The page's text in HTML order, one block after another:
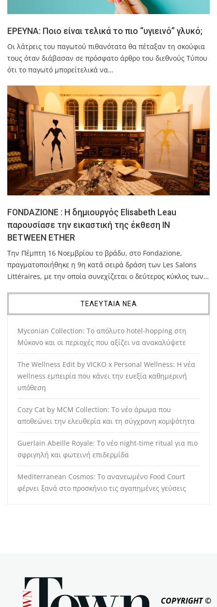
ΕΡΕΥΝΑ: Ποιο είναι τελικά το πιο “υγιεινό” γλυκό;
Οι λάτρεις του παγωτού πιθανότατα θα πέταξαν τη σκούφια
τους όταν διάβασαν σε πρόσφατο άρθρο του διεθνούς Τύπου
ότι το παγωτό μπορείτελικά να…
FONDAZIONE : Η δημιουργός Elisabeth Leau
παρουσίασε την εικαστική της έκθεση ΙΝ
BETWEEN ETHER
Tην Πέμπτη 16 Νοεμβρίου το βράδυ, στο Fondazione,
πραγματοποιήθηκε η 9η κατά σειρά δράση των Les Salons
Littéraires, με την οποία συνεχίζεται ο δεύτερος κύκλος των…
ΤΕΛΕΥΤΑΙΑ ΝΕΑ
Myconian Collection: Το απόλυτο hotel-hopping στη
Μύκονο και οι περιοχές που αξίζει να ανακαλύψετε
The Wellness Edit by VICKO x Personal Wellness: Η νέα
wellness εμπειρία που κάνει την ευεξία καθημερινή
υπόθεση
Cozy Cat by MCM Collection: Το νέο άρωμα που
αποθεώνει την ελευθερία και τη σύγχρονη κομψότητα
Guerlain Abeille Royale: Το νέο night-time ritual για πιο
σφριγηλή και φωτεινή επιδερμίδα
Mediterranean Cosmos: Το ανανεωμένο Food Court
φέρνει ξανά στο προσκήνιο τις αγαπημένες γεύσεις
COPYRIGHT ©